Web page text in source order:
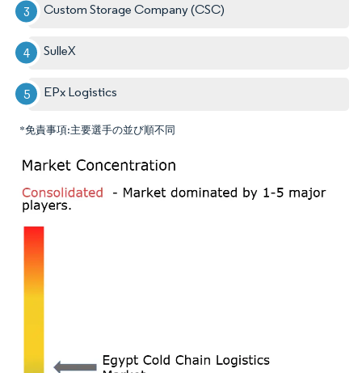
Custom Storage Company (CSC)
SulleX
EPx Logistics
*免責事項:主要選手の並び順不同